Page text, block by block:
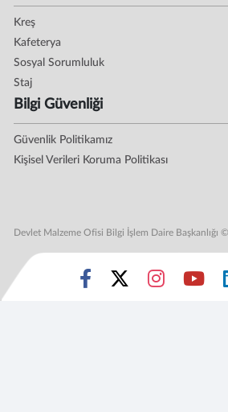
Kreş
Kafeterya
Sosyal Sorumluluk
Staj
Bilgi Güvenliği
Güvenlik Politikamız
Kişisel Verileri Koruma Politikası
Devlet Malzeme Ofisi Bilgi İşlem Daire Başkanlığı